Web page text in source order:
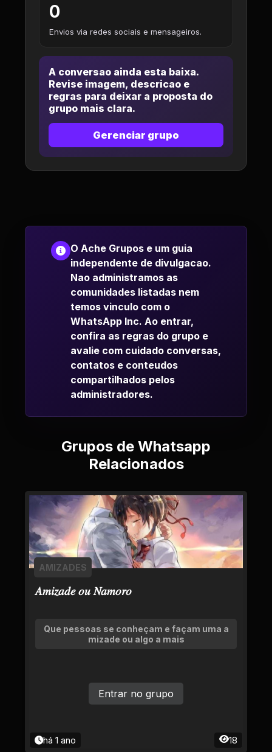
0
Envios via redes sociais e mensageiros.
A conversao ainda esta baixa.
Revise imagem, descricao e
regras para deixar a proposta do
grupo mais clara.
Gerenciar grupo
O Ache Grupos e um guia
independente de divulgacao.
Nao administramos as
comunidades listadas nem
temos vinculo com o
WhatsApp Inc. Ao entrar,
confira as regras do grupo e
avalie com cuidado conversas,
contatos e conteudos
compartilhados pelos
administradores.
Grupos de Whatsapp
Relacionados
𝐴𝑚𝑖𝑧𝑎𝑑𝑒 𝑜𝑢 𝑁𝑎𝑚𝑜𝑟𝑜
AMIZADES
Que pessoas se conheçam e façam uma a
mizade ou algo a mais
há 1 ano 18
Entrar no grupo